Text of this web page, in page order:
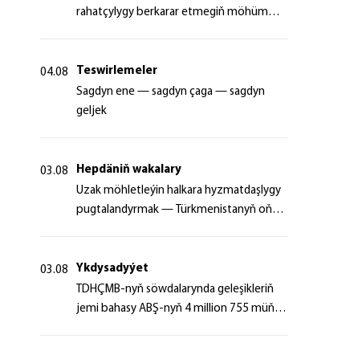
ra­hat­çy­ly­gy ber­ka­rar et­me­giň mö­hüm
04.08
Teswirlemeler
Sagdyn ene — sagdyn çaga — sagdyn
geljek
03.08
Hepdäniň wakalary
Uzak möhletleýin halkara hyzmatdaşlygy
pugtalandyrmak — Türkmenistanyň oňyn
03.08
Ykdysadyýet
TDHÇMB-nyň söwdalarynda geleşikleriň
jemi bahasy ABŞ-nyň 4 million 755 müň